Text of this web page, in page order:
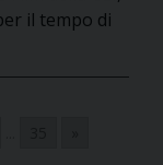
il tempo di